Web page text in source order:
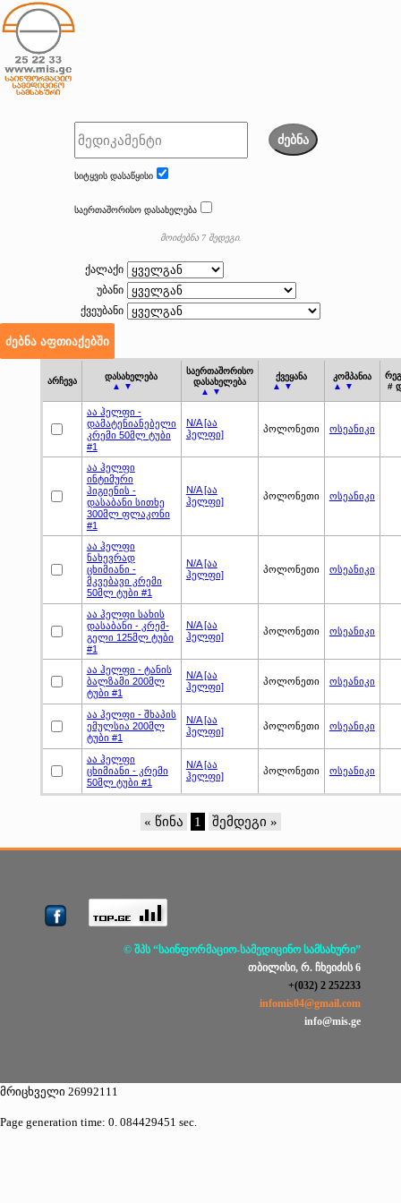
ძებნა
სიტყვის დასაწყისი
საერთაშორისო დასახელება
მოიძებნა 7 შედეგი.
ქალაქი
უბანი
ქვეუბანი
არჩევა
დასახელება
▲ ▼
საერთაშორისო
დასახელება
▲ ▼
ქვეყანა
▲ ▼
კომპანია
▲ ▼
#
აა ჰელფი -
დამატენიანებელი
კრემი 50მლ ტუბი
#1
N/A [აა
ჰელფი]
პოლონეთი ოსეანიკი
აა ჰელფი
ინტიმური
ჰიგიენის -
დასაბანი სითხე
300მლ ფლაკონი
#1
N/A [აა
ჰელფი]
პოლონეთი ოსეანიკი
აა ჰელფი
ნახევრად
ცხიმიანი -
მკვებავი კრემი
50მლ ტუბი #1
N/A [აა
ჰელფი]
პოლონეთი ოსეანიკი
აა ჰელფი სახის
დასაბანი - კრემ-
გელი 125მლ ტუბი
#1
N/A [აა
ჰელფი]
პოლონეთი ოსეანიკი
აა ჰელფი - ტანის
ბალზამი 200მლ
ტუბი #1
N/A [აა
ჰელფი]
პოლონეთი ოსეანიკი
აა ჰელფი - შხაპის
ემულსია 200მლ
ტუბი #1
N/A [აა
ჰელფი]
პოლონეთი ოსეანიკი
აა ჰელფი
ცხიმიანი - კრემი
50მლ ტუბი #1
N/A [აა
ჰელფი]
პოლონეთი ოსეანიკი
« წინა 1 შემდეგი »
© შპს “საინფორმაციო-სამედიცინო სამსახური”
თბილისი, რ. ჩხეიძის 6
+(032) 2 252233
infomis04@gmail.com
info@mis.ge
მრიცხველი 26992111
Page generation time: 0. 084429451 sec.